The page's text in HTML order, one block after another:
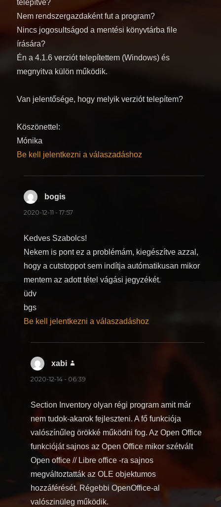
telepítve?
Nem rendszergazdaként fut a program?
Nincs jogosultságod a mentési könyvtárba file
írására?
Én a 4.1.6 verziót telepítettem (Windows) és
megnyitva külön működik.
Van jelentősége, hogy melyik verziót telepítem?
Köszönettel:
Mónika
Be kell jelentkezni a válaszadáshoz
bogis
2020-12-11 - 17:57
Kedves Szabolcs!
Nekem is pont ez a problémám, kiegészítve azzal,
hogy a cutstoppot sem indítja autómatikusan mikor
mentem az adott tétel vágási jegyzékét.
üdv
bgs
Be kell jelentkezni a válaszadáshoz
xabi
2020-12-14 - 06:39
Section Inventory olyan régi program amit már
nem tudok-akarok fejleszteni. A fő funkciója
valószínűleg örökké működni fog. Az Open Office
funkcióját sajnos az Open Office mikor szétvált
Open office // Libre office -ra sajnos
megváltoztatták az OLE objektumos
hozzáférését. Régebbi OpenOffice-al
valószinüleg működik.